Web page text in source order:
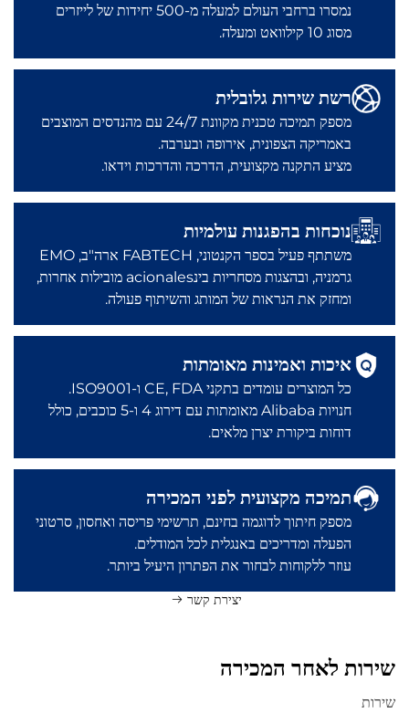
נמסרו ברחבי העולם למעלה מ-500 יחידות של לייזרים
מסוג 10 קילוואט ומעלה.
רשת שירות גלובלית
מספק תמיכה טכנית מקוונת 24/7 עם מהנדסים המוצבים
באמריקה הצפונית, אירופה ובערבה.
מציע התקנה מקצועית, הדרכה והדרכות וידאו.
נוכחות בהפגנות עולמיות
משתתף פעיל בספר הקנטוני, FABTECH ארה"ב, EMO
גרמניה, ובהצגות מסחריות בינacionales מובילות אחרות,
ומחזק את הנראות של המותג והשיתוף פעולה.
איכות ואמינות מאומתות
כל המוצרים עומדים בתקני CE, FDA ו-ISO9001.
חנויות Alibaba מאומתות עם דירוג 4 ו-5 כוכבים, כולל
דוחות ביקורת יצרן מלאים.
תמיכה מקצועית לפני המכירה
מספק חיתוך לדוגמה בחינם, תרשימי פריסה ואחסון, סרטוני
הפעלה ומדריכים באנגלית לכל המודלים.
עוזר ללקוחות לבחור את הפתרון היעיל ביותר.
יצירת קשר
שירות לאחר המכירה
שירות